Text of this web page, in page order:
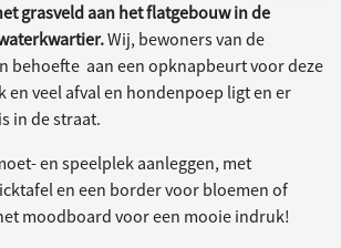
grasveld aan het flatgebouw in de
Wij, bewoners van de
behoefte aan een opknapbeurt voor deze
en veel afval en hondenpoep ligt en er
in de straat.
en speelplek aanleggen, met
en een border voor bloemen of
moodboard voor een mooie indruk!